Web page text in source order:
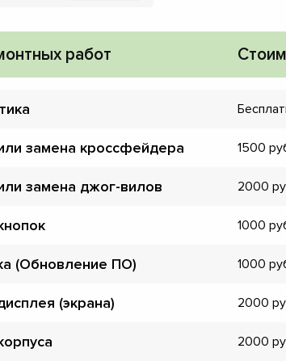
работ
замена кроссфейдера 1500
замена джог-вилов 2000
1000
(Обновление ПО) 1000
(экрана) 2000
2000